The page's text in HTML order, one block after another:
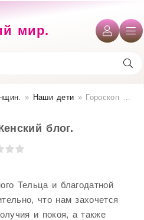
мир.
» Наши дети » Гороскоп на май - Женский блог.
блог.
Тельца и благодатной
что нам захочется
и покоя, а также